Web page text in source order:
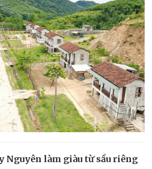
Nguyên làm giàu từ sầu riêng